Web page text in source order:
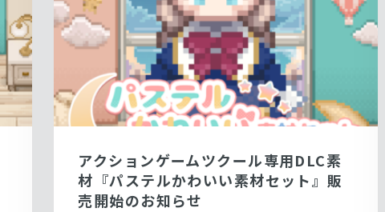
アクションゲームツクール専用DLC素
材『パステルかわいい素材セット』販
売開始のお知らせ